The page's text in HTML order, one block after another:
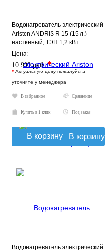
Водонагреватель электрический
Ariston ANDRIS R 15 (15 л.)
настенный, ТЭН 1,2 кВт.
Цена:
10 990 руб.*
* Актуальную цену пожалуйста
уточните у менеджера
В избранное Сравнение
Купить в 1 клик Под заказ
В корзину
Водонагреватель электрический